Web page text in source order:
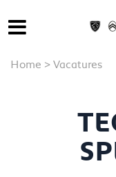
Home > Vacatures